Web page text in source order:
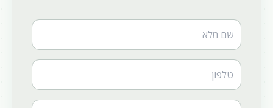
Website